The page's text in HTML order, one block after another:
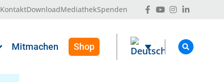
KontaktDownloadMediathekSpenden
Mitmachen Shop